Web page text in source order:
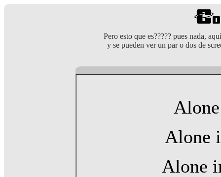
Pero esto que es????? pues nada,
y se pueden ver un par o dos de
Alone
Alone